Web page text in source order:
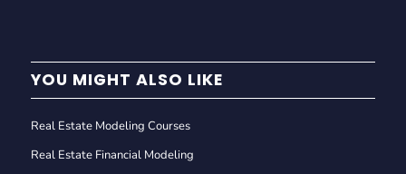
YOU MIGHT ALSO LIKE
Real Estate Modeling Courses
Real Estate Financial Modeling